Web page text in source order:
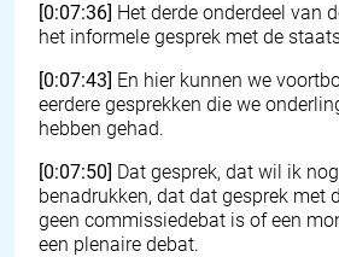
[0:07:36] Het derde onderdeel van
het informele gesprek met de
[0:07:43] En hier kunnen we
eerdere gesprekken die we
hebben gehad.
[0:07:50] Dat gesprek, dat wil ik
benadrukken, dat dat gesprek met
geen commissiedebat is of een
een plenaire debat.